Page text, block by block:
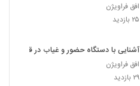
افق فراویژن
۲۵ بازدید
آشنایی با دستگاه حضور و غیاب در قم
افق فراویژن
۲۹ بازدید